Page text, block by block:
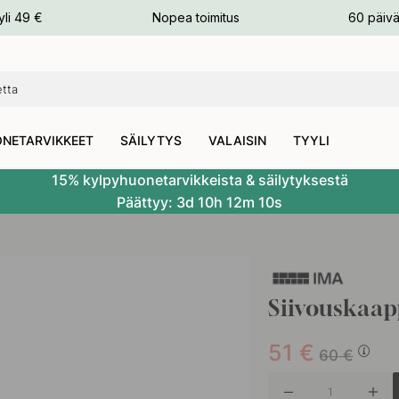
49 € Nopea toimitus 60
SÄILYTYS VALAISIN TYYLI
15% kylpyhuonetarvikkeista & säilytyksestä
Päättyy:3d 10h 12m 9s
60€
51 €